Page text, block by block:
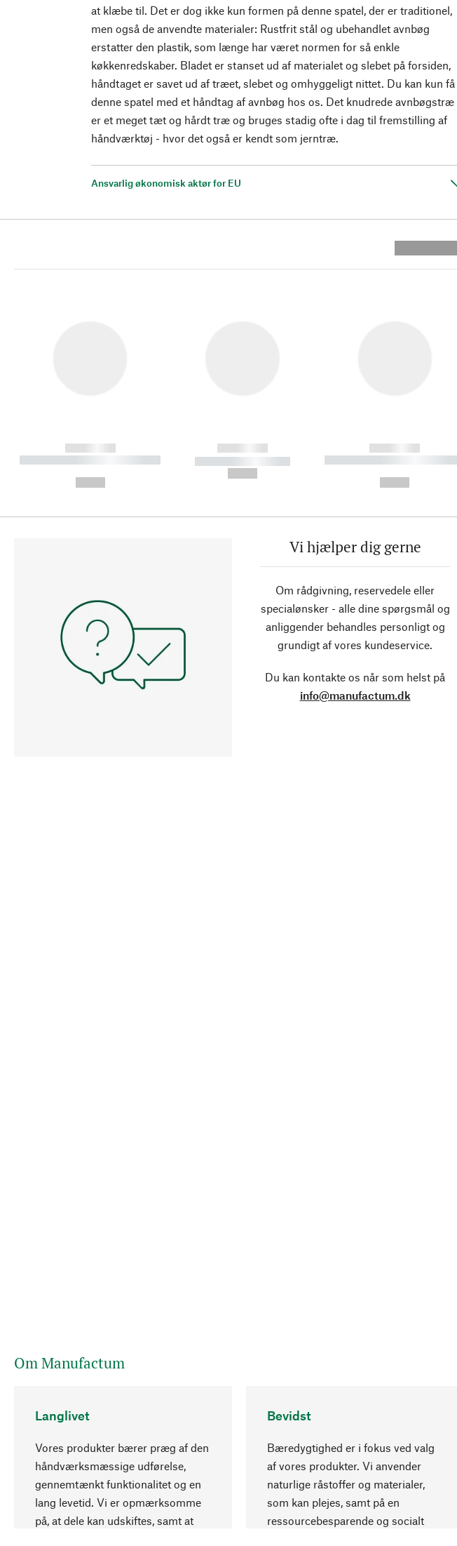
at klæbe til. Det er dog ikke kun formen på denne spatel, der er traditionel,
men også de anvendte materialer: Rustfrit stål og ubehandlet avnbøg
erstatter den plastik, som længe har været normen for så enkle
køkkenredskaber. Bladet er stanset ud af materialet og slebet på forsiden,
håndtaget er savet ud af træet, slebet og omhyggeligt nittet. Du kan kun få
denne spatel med et håndtag af avnbøg hos os. Det knudrede avnbøgstræ
er et meget tæt og hårdt træ og bruges stadig ofte i dag til fremstilling af
håndværktøj - hvor det også er kendt som jerntræ.
Ansvarlig økonomisk aktør for EU
------------
----------- ----------- ----------
------------
----------- -----------
------------
----------- -----------
Vi hjælper dig gerne
Om rådgivning, reservedele eller
specialønsker - alle dine spørgsmål og
anliggender behandles personligt og
grundigt af vores kundeservice.
Du kan kontakte os når som helst på
info@manufactum.dk
Om Manufactum
Langlivet
Vores produkter bærer præg af den
håndværksmæssige udførelse,
gennemtænkt funktionalitet og en
lang levetid. Vi er opmærksomme
på, at dele kan udskiftes, samt at
Bevidst
Bæredygtighed er i fokus ved valg
af vores produkter. Vi anvender
naturlige råstoffer og materialer,
som kan plejes, samt på en
ressourcebesparende og socialt